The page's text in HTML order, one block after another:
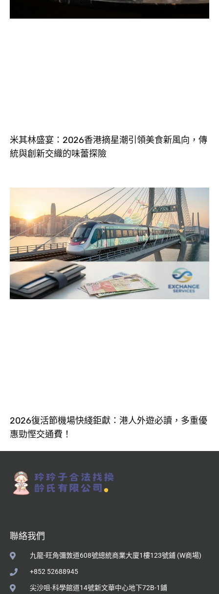
米其林盛宴：2026香港摘星潮引領美食新風向，傳
統與創新交織的味蕾探險
2026復活節機場快綫鉅獻：港人外遊必讀，多重優
惠勁慳交通費！
聯絡我們
九龍-旺角彌敦道608號總統商業大廈1樓123號鋪 (W商場)
+852 52688945
尖沙咀-科學館道14號新文華中心地下72B-1鋪